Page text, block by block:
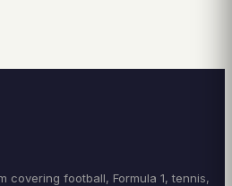
covering football, Formula 1, tennis,